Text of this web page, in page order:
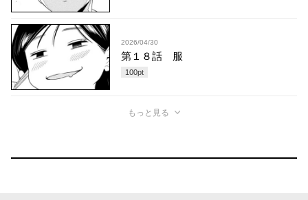
2026/04/30
第１８話 服
100pt
もっと見る